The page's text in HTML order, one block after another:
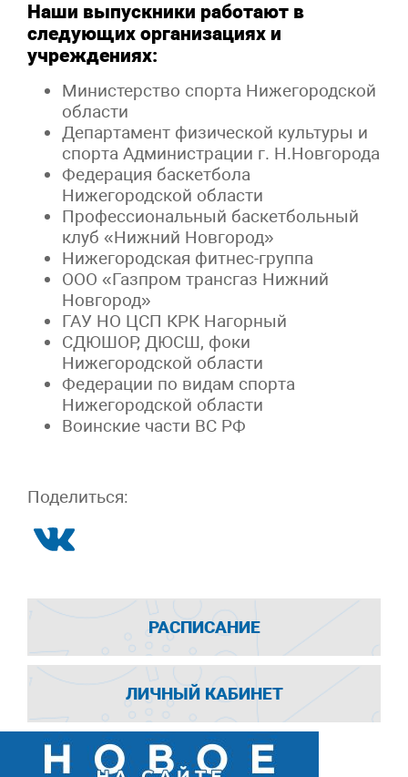
Наши выпускники работают в
следующих организациях и
учреждениях:
Министерство спорта Нижегородской
области
Департамент физической культуры и
спорта Администрации г. Н.Новгорода
Федерация баскетбола
Нижегородской области
Профессиональный баскетбольный
клуб «Нижний Новгород»
Нижегородская фитнес-группа
ООО «Газпром трансгаз Нижний
Новгород»
ГАУ НО ЦСП КРК Нагорный
СДЮШОР, ДЮСШ, фоки
Нижегородской области
Федерации по видам спорта
Нижегородской области
Воинские части ВС РФ
Поделиться:
РАСПИСАНИЕ
ЛИЧНЫЙ КАБИНЕТ